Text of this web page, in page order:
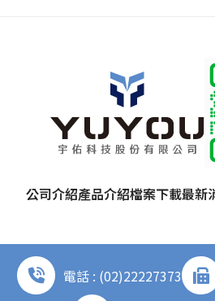
公司介紹產品介紹檔案下載最新
電話 : (02)22227373